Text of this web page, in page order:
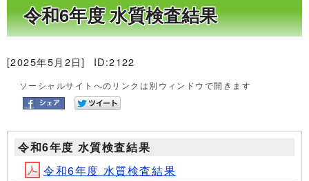
令和6年度 水質検査結果
[2025年5月2日] ID:2122
ソーシャルサイトへのリンクは別ウィンドウで開きます
令和6年度 水質検査結果
令和6年度 水質検査結果